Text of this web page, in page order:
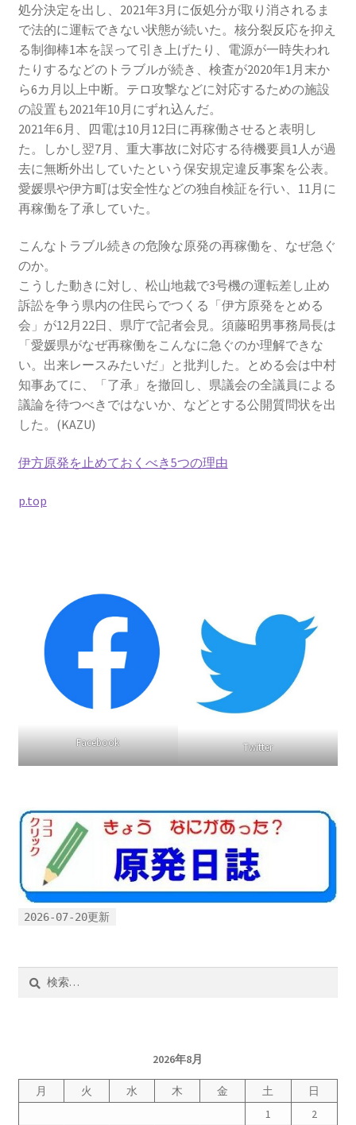
処分決定を出し、2021年3月に仮処分が取り消されるま
で法的に運転できない状態が続いた。核分裂反応を抑え
る制御棒1本を誤って引き上げたり、電源が一時失われ
たりするなどのトラブルが続き、検査が2020年1月末か
ら6カ月以上中断。テロ攻撃などに対応するための施設
の設置も2021年10月にずれ込んだ。
2021年6月、四電は10月12日に再稼働させると表明し
た。しかし翌7月、重大事故に対応する待機要員1人が過
去に無断外出していたという保安規定違反事案を公表。
愛媛県や伊方町は安全性などの独自検証を行い、11月に
再稼働を了承していた。
こんなトラブル続きの危険な原発の再稼働を、なぜ急ぐ
のか。
こうした動きに対し、松山地裁で3号機の運転差し止め
訴訟を争う県内の住民らでつくる「伊方原発をとめる
会」が12月22日、県庁で記者会見。須藤昭男事務局長は
「愛媛県がなぜ再稼働をこんなに急ぐのか理解できな
い。出来レースみたいだ」と批判した。とめる会は中村
知事あてに、「了承」を撤回し、県議会の全議員による
議論を待つべきではないか、などとする公開質問状を出
した。(KAZU)
伊方原発を止めておくべき5つの理由
p.top
Facebook Twitter
2026-07-20更新
2026年8月
月 火 水 木 金 土
日
1
2